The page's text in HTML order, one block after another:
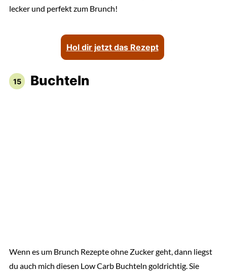
lecker und perfekt zum Brunch!
Hol dir jetzt das Rezept
Buchteln
Wenn es um Brunch Rezepte ohne Zucker geht, dann liegst
du auch mich diesen Low Carb Buchteln goldrichtig. Sie